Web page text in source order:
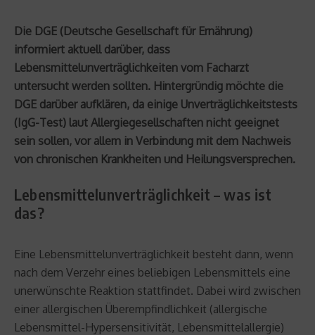
Die DGE (Deutsche Gesellschaft für Ernährung)
informiert aktuell darüber, dass
Lebensmittelunverträglichkeiten vom Facharzt
untersucht werden sollten. Hintergründig möchte die
DGE darüber aufklären, da einige Unverträglichkeitstests
(IgG-Test) laut Allergiegesellschaften nicht geeignet
sein sollen, vor allem in Verbindung mit dem Nachweis
von chronischen Krankheiten und Heilungsversprechen.
Lebensmittelunverträglichkeit – was ist
das?
Eine Lebensmittelunverträglichkeit besteht dann, wenn
nach dem Verzehr eines beliebigen Lebensmittels eine
unerwünschte Reaktion stattfindet. Dabei wird zwischen
einer allergischen Überempfindlichkeit (allergische
Lebensmittel-Hypersensitivität, Lebensmittelallergie)